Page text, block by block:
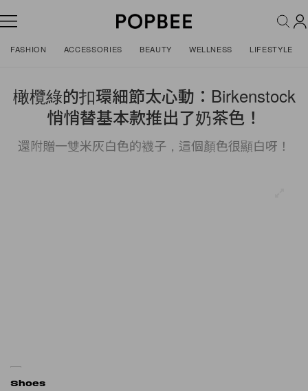
FASHION ACCESSORIES BEAUTY WELLNESS LIFESTYLE
橄欖綠的扣環細節太心動：Birkenstock
悄悄替基本款推出了奶茶色！
還附贈一雙米灰白色的襪子，這個顏色很顯白呀！
Shoes